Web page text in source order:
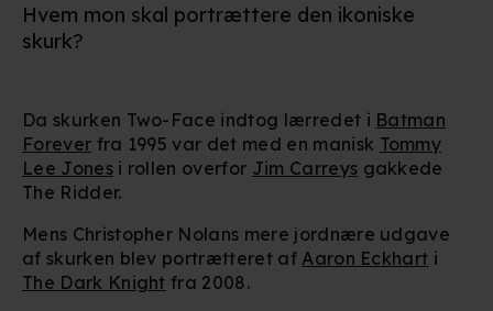
Hvem mon skal portrættere den ikoniske
skurk?
Da skurken Two-Face indtog lærredet i Batman
Forever fra 1995 var det med en manisk Tommy
Lee Jonesi rollen overfor Jim Carreys gakkede
The Ridder.
Mens Christopher Nolans mere jordnære udgave
af skurken blev portrætteret af Aaron Eckhart i
The Dark Knight fra 2008.